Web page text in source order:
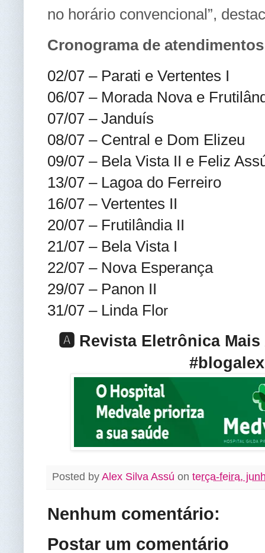
no horário convencional”,
Cronograma de
02/07 – Parati e Vertentes I
06/07 – Morada Nova e
07/07 – Janduís
08/07 – Central e Dom Elizeu
09/07 – Bela Vista II e Feliz
13/07 – Lagoa do Ferreiro
16/07 – Vertentes II
20/07 – Frutilândia II
21/07 – Bela Vista I
22/07 – Nova Esperança
29/07 – Panon II
31/07 – Linda Flor
🅰️ Revista Eletrônica
Posted by Alex Silva Assú on terça-feira,
Nenhum comentário:
Postar um comentário